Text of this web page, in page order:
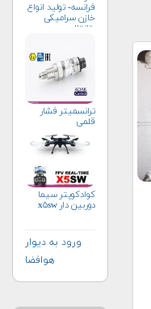
فرانسه- تولید انواع
خازن سرامیکی
وتانتال
ترانسمیتر فشار
قلمی
کوادکوپتر سیما
دوربین دار x۵sw
ورود به دیوار
هوافضا